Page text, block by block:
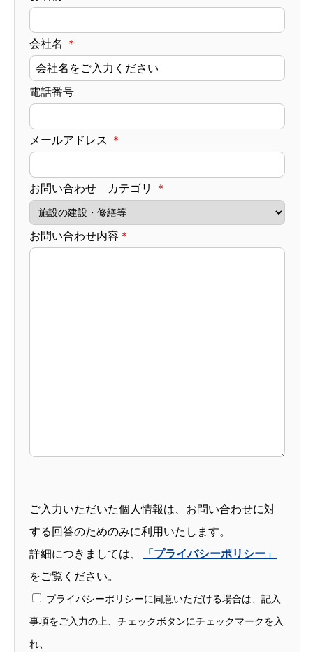
会社名 ＊​
電話番号
メールアドレス ＊​
お問い合わせ カテゴリ ＊​
お問い合わせ内容 ＊​
ご入力いただいた個人情報は、お問い合わせに対
する回答のためのみに利用いたします。
詳細につきましては、
「プライバシーポリシー」
をご覧ください。
プライバシーポリシーに同意いただける場合は、記入
事項をご入力の上、チェックボタンにチェックマークを入
れ、